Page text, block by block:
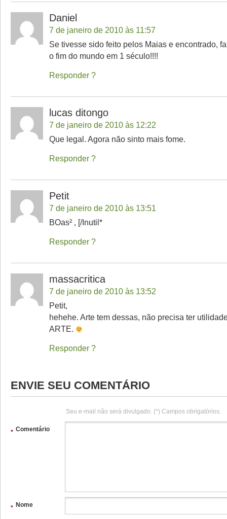
Daniel
7 de janeiro de 2010 às 11:57
Se tivesse sido feito pelos Maias e encontrado,
o fim do mundo em 1 século!!!!
Responder
lucas ditongo
7 de janeiro de 2010 às 12:22
Que legal. Agora não sinto mais fome.
Responder
Petit
7 de janeiro de 2010 às 13:51
BOas² , [/Inutil*
Responder
massacritica
7 de janeiro de 2010 às 13:52
Petit,
hehehe. Arte tem dessas, não precisa ter
ARTE.
Responder
ENVIE SEU COMENTÁRIO
Seu e-mail não será divulgado. (*) Campos obrigatórios.
Comentário
*
Nome
*